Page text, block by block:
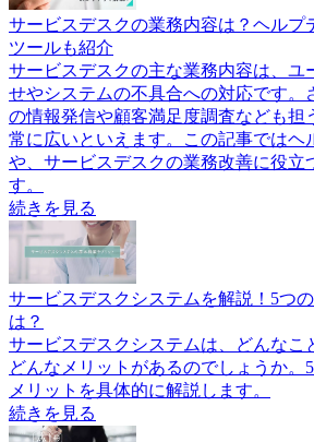
サービスデスクの業務内容は？ヘルプ
ツールも紹介
サービスデスクの主な業務内容は、ユ
せやシステムの不具合への対応です。
の情報発信や顧客満足度調査なども担
常に広いといえます。この記事ではヘ
や、サービスデスクの業務改善に役立
す。
続きを見る
サービスデスクシステムを解説！5つ
は？
サービスデスクシステムは、どんなこ
どんなメリットがあるのでしょうか。
メリットを具体的に解説します。
続きを見る